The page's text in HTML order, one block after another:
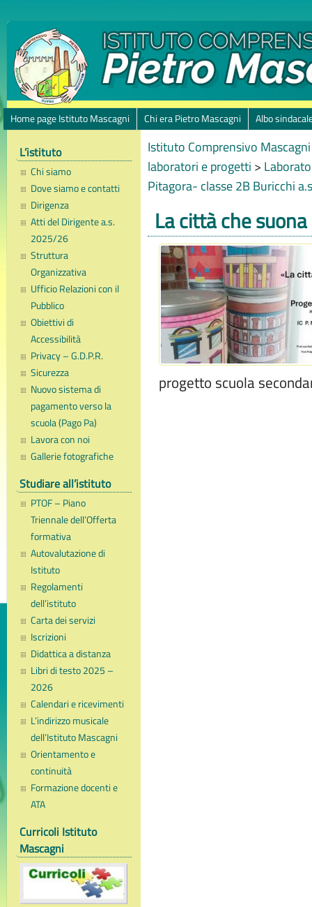
Home page Istituto Mascagni Chi era Pietro Mascagni Albo
L’istituto
Chi siamo
Dove siamo e contatti
Dirigenza
Atti del Dirigente a.s.
2025/26
Struttura
Organizzativa
Ufficio Relazioni con il
Pubblico
Obiettivi di
Accessibilità
Privacy – G.D.P.R.
Sicurezza
Nuovo sistema di
pagamento verso la
scuola (Pago Pa)
Lavora con noi
Gallerie fotografiche
Studiare all’istituto
PTOF – Piano
Triennale dell’Offerta
formativa
Autovalutazione di
Istituto
Regolamenti
dell’istituto
Carta dei servizi
Iscrizioni
Didattica a distanza
Libri di testo 2025 –
2026
Calendari e ricevimenti
L’indirizzo musicale
dell’Istituto Mascagni
Orientamento e
continuità
Formazione docenti e
ATA
Curricoli Istituto
Mascagni
Istituto Comprensivo
laboratori e progetti >
Pitagora- classe 2B Buricchi
La città che suona
progetto scuola